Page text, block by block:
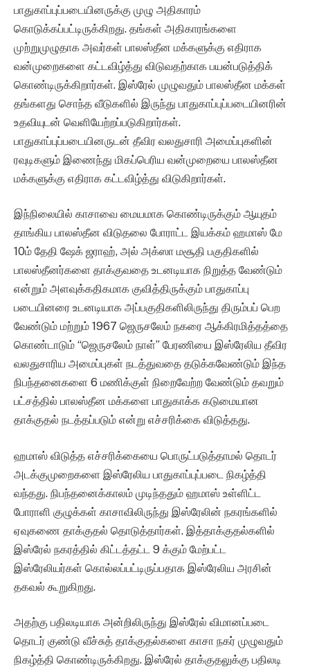
பாதுகாப்புப்படையினருக்கு முழு அதிகாரம்
கொடுக்கப்பட்டிருக்கிறது. தங்கள் அதிகாரங்களை
முற்றுமுழுதாக அவர்கள் பாலஸ்தீன மக்களுக்கு எதிராக
வன்முறைகளை கட்டவிழ்த்து விடுவதற்காக பயன்படுத்திக்
கொண்டிருக்கிறார்கள். இஸ்ரேல் முழுவதும் பாலஸ்தீன மக்கள்
தங்களது சொந்த வீடுகளில் இருந்து பாதுகாப்புப்படையினரின்
உதவியுடன் வெளியேற்றப்படுகிறார்கள்.
பாதுகாப்புப்படையினருடன் தீவிர வலதுசாரி அமைப்புகளின்
ரவுடிகளும் இணைந்து மிகப்பெரிய வன்முறையை பாலஸ்தீன
மக்களுக்கு எதிராக கட்டவிழ்த்து விடுகிறார்கள்.
இந்நிலையில் காசாவை மையமாக கொண்டிருக்கும் ஆயுதம்
தாங்கிய பாலஸ்தீன விடுதலை போராட்ட இயக்கம் ஹமாஸ் மே
10ம் தேதி ஷேக் ஜராஹ், அல் அக்ஸா மசூதி பகுதிகளில்
பாலஸ்தீனர்களை தாக்குவதை உடனடியாக நிறுத்த வேண்டும்
என்றும் அளவுக்கதிகமாக குவித்திருக்கும் பாதுகாப்பு
படையினரை உடனடியாக அப்பகுதிகளிலிருந்து திரும்பப் பெற
வேண்டும் மற்றும் 1967 ஜெருசலேம் நகரை ஆக்கிரமித்தத்தை
கொண்டாடும் “ஜெருசலேம் நாள்” பேரணியை இஸ்ரேலிய தீவிர
வலதுசாரிய அமைப்புகள் நடத்துவதை தடுக்கவேண்டும் இந்த
நிபந்தனைகளை 6 மணிக்குள் நிறைவேற்ற வேண்டும் தவறும்
பட்சத்தில் பாலஸ்தீன மக்களை பாதுகாக்க கடுமையான
தாக்குதல் நடத்தப்படும் என்று எச்சரிக்கை விடுத்தது.
ஹமாஸ் விடுத்த எச்சரிக்கையை பொருட்படுத்தாமல் தொடர்
அடக்குமுறைகளை இஸ்ரேலிய பாதுகாப்புப்படை நிகழ்த்தி
வந்தது. நிபந்தனைக்காலம் முடிந்ததும் ஹமாஸ் உள்ளிட்ட
போராளி குழுக்கள் காசாவிலிருந்து இஸ்ரேலின் நகரங்களில்
ஏவுகணை தாக்குதல் தொடுத்தார்கள். இத்தாக்குதல்களில்
இஸ்ரேல் நகரத்தில் கிட்டத்தட்ட 9 க்கும் மேற்பட்ட
இஸ்ரேலியர்கள் கொல்லப்பட்டிருப்பதாக இஸ்ரேலிய அரசின்
தகவல் கூறுகிறது.
அதற்கு பதிலடியாக அன்றிலிருந்து இஸ்ரேல் விமானப்படை
தொடர் குண்டு வீச்சுத் தாக்குதல்களை காசா நகர் முழுவதும்
நிகழ்த்தி கொண்டிருக்கிறது. இஸ்ரேல் தாக்குதலுக்கு பதிலடி